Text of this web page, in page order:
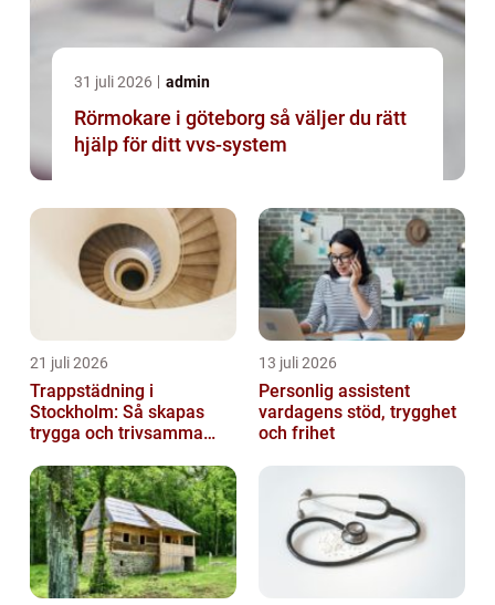
31 juli 2026 admin
Rörmokare i göteborg så väljer du rätt
hjälp för ditt vvs-system
21 juli 2026
Trappstädning i
Stockholm: Så skapas
trygga och trivsamma
13 juli 2026
Personlig assistent
vardagens stöd, trygghet
och frihet